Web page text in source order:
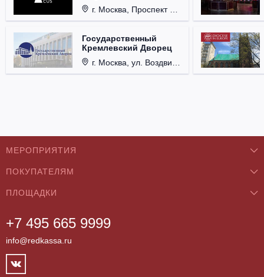
г. Москва, Проспект Мира, д. 12, стр. 9.
Государственный
Кремлевский Дворец
г. Москва, ул. Воздвиженка, д. 1, Кремль.
+7 495 665 9999
info@redkassa.ru
МЕРОПРИЯТИЯ
Концерты
Классика
Театры
Фестивали
Спорт
ПОКУПАТЕЛЯМ
О нас
Как купить
Возврат билетов
Контакты
ПЛОЩАДКИ
Бар/Ресторан/Кафе
Клуб
Концертный зал